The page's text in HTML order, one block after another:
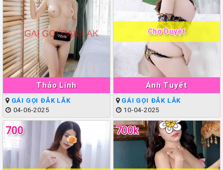
Thảo Linh
GÁI GỌI ĐẮK LẮK
04-06-2025
Ánh Tuyết
Chờ Duyệt
GÁI GỌI ĐẮK LẮK
10-04-2025
700 700k